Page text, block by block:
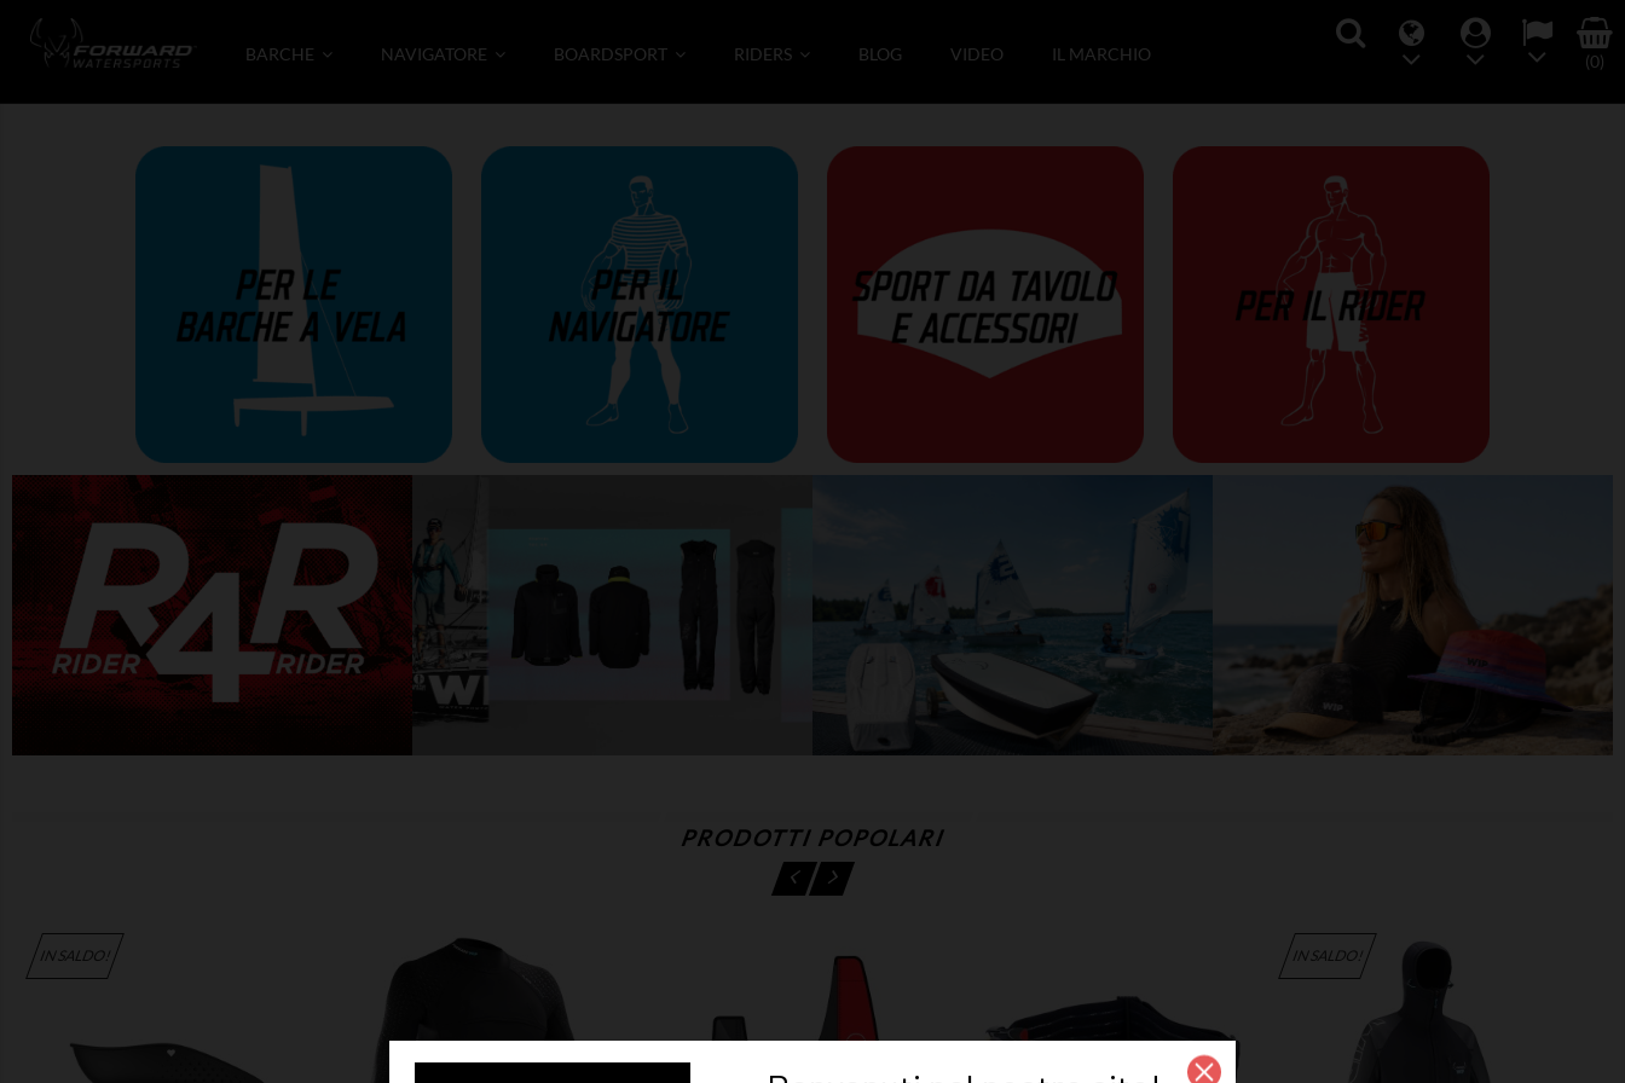
BARCHE NAVIGATORE BOARDSPORT RIDERS BLOG VIDEO IL MARCHIO (0)
PRODOTTI POPOLARI
IN SALDO!
 
IN SALDO!